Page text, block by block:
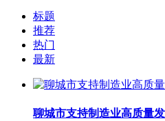
标题
推荐
热门
最新
聊城市支持制造业高质量